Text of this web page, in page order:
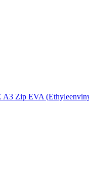
A3 Zip EVA